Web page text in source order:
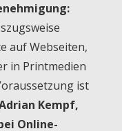
auf Webseiten,
in Printmedien
ist
Kempf,
Online-